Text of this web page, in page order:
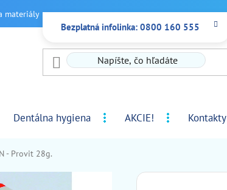
Bezplatná infolinka: 0800 160 555
materiály
Dentálna hygiena AKCIE! Kontakty
- Provit 28g.